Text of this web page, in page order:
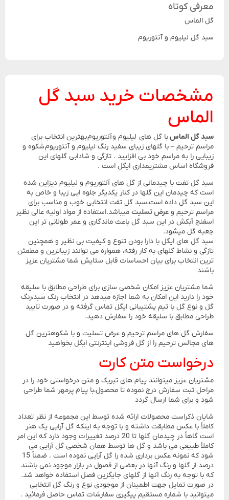
معرفی کوتاه
گل الماس
سبد گل لیلیوم و آنتوریوم
مشخصات خرید سبد گل
الماس
سبد گل الماسبا گل های لیلیوم و آنتوریوم بهترین انتخاب برای
مراسم ترحیم – با گلهای زیبای سفید رنگ لیلیوم و آنتوریوم شکوه و
زیبایی را به مراسم خود بی افزایید . تازگی و شادابی گلهای این
فروشگاه اساس مشتریمداری ایگل است .
سبد گل تفت با چیدمانی از گل های آنتوریوم و لیلیوم دیزاین شده
است که چیدمان این گلها در کنار یکدیگر جلوه ایی زیبا و خاص به
این سبد گل داده است،سبد گل تفت انتخابی خوب و مناسب برای
مراسم ترحیم و عرض تسلیت میباشد.استفاده از مواد اولیه عالی نظیر
اسفنج آبکش در این سبد گل باعث ماندگاری و عمر طولانی تر این
جعبه گل میشود.
سبد گل های ایگل با دارا بودن تنوع و کیفیت بی نظیر و همچنین
تازگی و نشاط گلهای به کار رفته، همواره می توانند زیباترین و مطمئن
ترین انتخاب برای بیان احساسات قابل ستایش شما مشتریان عزیز
باشند
شما مشتریان عزیز امکان شخصی سازی برای طراحی مطابق با سلیقه
خود را دارید این امکان به شما اجازه میدهد در انتخاب رنگ سبد،رنگ
گل و نوع گل با تیم پشتیبانی ایگل تماس گرفته و در صورت تایید
طراحی مطابق با سلیقه خود را سفارش دهید.
سفارش گل های مراسم ترحیم و عرض تسلیت و با شکوهترین گل
های مجالس ترحیم را از گل فروشی اینترنتی ایگل بخواهید
درخواست متن کارت
مشتریان عزیز میتوانند پیام های تبریک و متن درخواستی خود را در
مراحل ثبت سفارش درج نموده تا محصول،با پیام پرمهر شما طراحی
شود و برای شما ارسال گردد
شایان ذکراست محصولات ارائه شده توسط این مجموعه از نظر تعداد
کاملاً با عکس مطابقت داشته و با توجه به اینکه گل آرایی یک هنر
است گاهاً در چیدمان گلها تا 20 درصد تغییرات وجود دارد که این امر
کاملاً طبیعی می باشد و گل ها توسط همان شخصی گل آرایی می
شود که نمونه عکس برداری شده را گل آرایی نموده است . ضمناً 15
درصد از گلها و رنگ آنها در بعضی از فصول در بازار موجود نمی باشند
که با توجه به رنگ آنها از گلهای جایگزین فصل استفاده خواهد شد.
در صورت تمایل جهت اطمینان از موجودی نوع و رنگ گل انتخابی
میتوانید با شماره مستقیم پیگیری سفارشات تماس حاصل فرمائید .